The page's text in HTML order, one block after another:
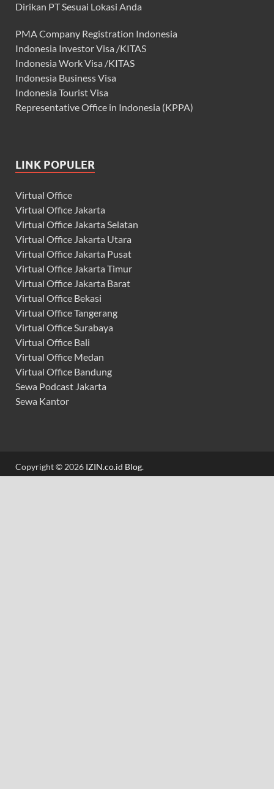
Dirikan PT Sesuai Lokasi Anda
PMA Company Registration Indonesia
Indonesia Investor Visa /KITAS
Indonesia Work Visa /KITAS
Indonesia Business Visa
Indonesia Tourist Visa
Representative Office in Indonesia (KPPA)
LINK POPULER
Virtual Office
Virtual Office Jakarta
Virtual Office Jakarta Selatan
Virtual Office Jakarta Utara
Virtual Office Jakarta Pusat
Virtual Office Jakarta Timur
Virtual Office Jakarta Barat
Virtual Office Bekasi
Virtual Office Tangerang
Virtual Office Surabaya
Virtual Office Bali
Virtual Office Medan
Virtual Office Bandung
Sewa Podcast Jakarta
Sewa Kantor
Copyright © 2026 IZIN.co.id Blog.